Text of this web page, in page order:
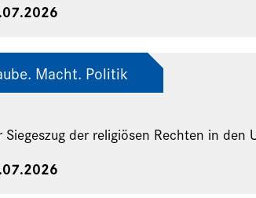
Macht. Politik
Siegeszug der religiösen Rechten in den